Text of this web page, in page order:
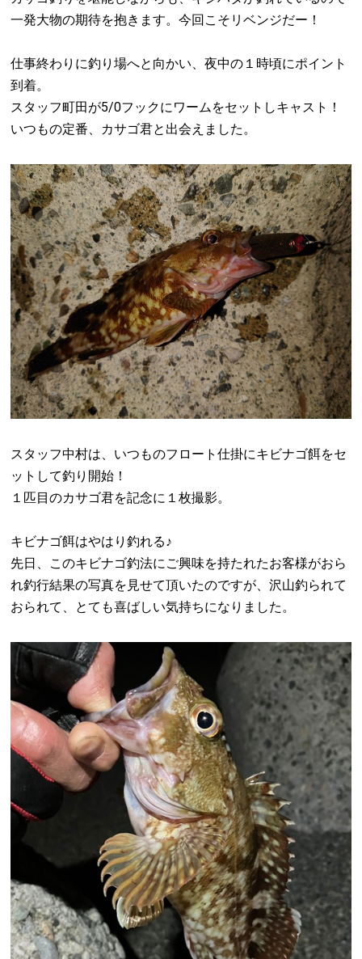
一発大物の期待を抱きます。今回こそリベンジだー！
仕事終わりに釣り場へと向かい、夜中の１時頃にポイント
到着。
スタッフ町田が5/0フックにワームをセットしキャスト！
いつもの定番、カサゴ君と出会えました。
スタッフ中村は、いつものフロート仕掛にキビナゴ餌をセ
ットして釣り開始！
１匹目のカサゴ君を記念に１枚撮影。
キビナゴ餌はやはり釣れる♪
先日、このキビナゴ釣法にご興味を持たれたお客様がおら
れ釣行結果の写真を見せて頂いたのですが、沢山釣られて
おられて、とても喜ばしい気持ちになりました。